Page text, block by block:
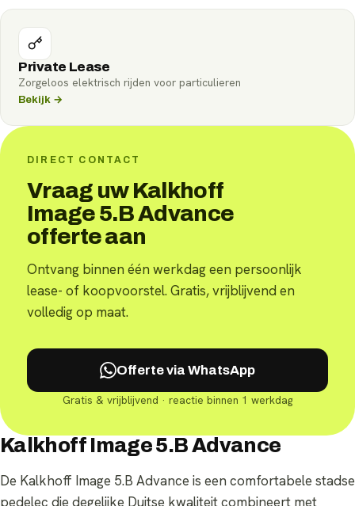
Private Lease
Zorgeloos elektrisch rijden voor particulieren
Bekijk →
DIRECT CONTACT
Vraag uw Kalkhoff
Image 5.B Advance
offerte aan
Ontvang binnen één werkdag een persoonlijk
lease- of koopvoorstel. Gratis, vrijblijvend en
volledig op maat.
Offerte via WhatsApp
Gratis & vrijblijvend · reactie binnen 1 werkdag
Kalkhoff Image 5.B Advance
De Kalkhoff Image 5.B Advance is een comfortabele stadse
pedelec die degelijke Duitse kwaliteit combineert met